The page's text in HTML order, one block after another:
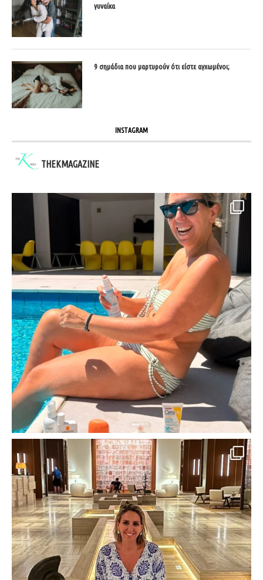
γυναίκα
9 σημάδια που μαρτυρούν ότι είστε αγχωμένοι;
INSTAGRAM
THEKMAGAZINE